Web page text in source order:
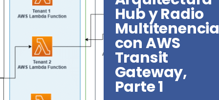
Hub y Radio
con AWS
Transit
Gateway,
Parte 1